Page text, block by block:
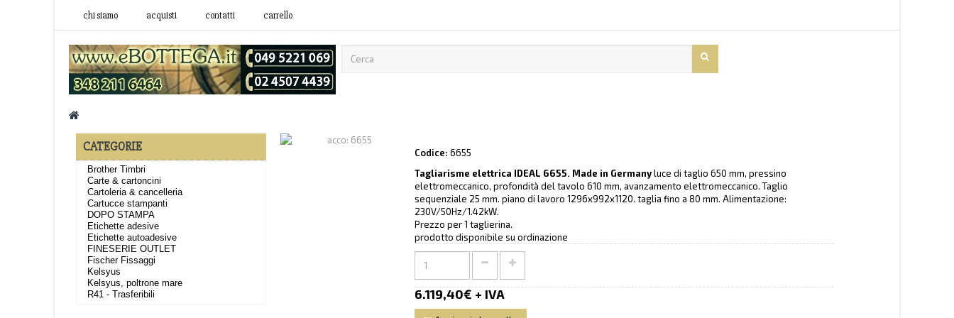
chi siamo acquisti contatti carrello
CATEGORIE
Brother Timbri
Carte & cartoncini
Cartoleria & cancelleria
Cartucce stampanti
DOPO STAMPA
Etichette adesive
Etichette autoadesive
FINESERIE OUTLET
Fischer Fissaggi
Kelsyus
Kelsyus, poltrone mare
R41 - Trasferibili
Codice: 6655
Tagliarisme elettrica IDEAL 6655. Made in Germanyluce di taglio 650 mm, pressino
elettromeccanico, profondità del tavolo 610 mm, avanzamento elettromeccanico. Taglio
sequenziale 25 mm. piano di lavoro 1296x992x1120. taglia fino a 80 mm. Alimentazione:
230V/50Hz/1.42kW.
Prezzo per 1 taglierina.
prodotto disponibile su ordinazione
6.119,40€ + IVA